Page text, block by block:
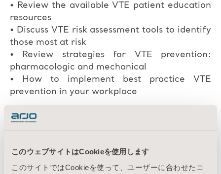
このウェブサイトはCookieを使用します
このサイトではCookieを使って、ユーザーに合わせたコ
• Review the available VTE patient education
resources
• Discuss VTE risk assessment tools to identify
those most at risk
• Review strategies for VTE prevention:
pharmacologic and mechanical
• How to implement best practice VTE
prevention in your workplace